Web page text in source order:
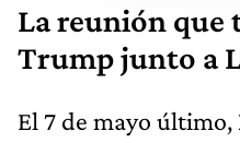
La reunión
Trump junto a
El 7 de mayo último,